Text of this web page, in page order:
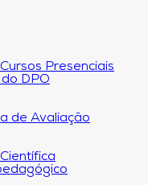
Presenciais
DPO
de Avaliação